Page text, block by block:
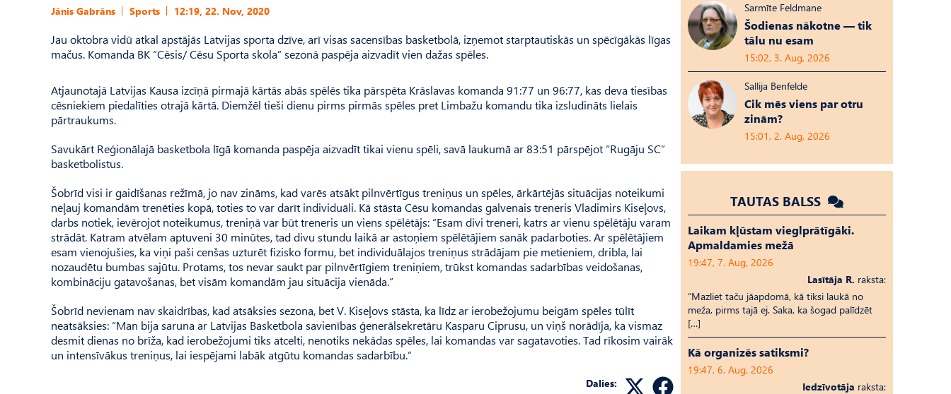
Jānis Gabrāns Sports 12:19, 22. Nov, 2020
Jau oktobra vidū atkal apstājās Latvijas sporta dzīve, arī visas sacensības basketbolā, izņemot starptautiskās un spēcīgākās līgas
mačus. Komanda BK “Cēsis/ Cēsu Sporta skola” sezonā paspēja aizvadīt vien dažas spēles.
Atjaunotajā Latvijas Kausa izcīņā pirmajā kārtās abās spēlēs tika pārspēta Krāslavas komanda 91:77 un 96:77, kas deva tiesības
cēsniekiem piedalīties otrajā kārtā. Diemžēl tieši dienu pirms pirmās spēles pret Limbažu komandu tika izsludināts lielais
pārtraukums.
Savukārt Reģionālajā basketbola līgā komanda paspēja aizvadīt tikai vienu spēli, savā laukumā ar 83:51 pārspējot “Rugāju SC”
basketbolistus.
Šobrīd visi ir gaidīšanas režīmā, jo nav zināms, kad varēs atsākt pilnvērtīgus treniņus un spēles, ārkārtējās situācijas noteikumi
neļauj komandām trenēties kopā, toties to var darīt individuāli. Kā stāsta Cēsu komandas galvenais treneris Vladimirs Kiseļovs,
darbs notiek, ievērojot noteikumus, treniņā var būt treneris un viens spēlētājs: “Esam divi treneri, katrs ar vienu spēlētāju varam
strādāt. Katram atvēlam aptuveni 30 minūtes, tad divu stundu laikā ar astoņiem spēlētājiem sanāk padarboties. Ar spēlētājiem
esam vienojušies, ka viņi paši cenšas uzturēt fizisko formu, bet individuālajos treniņus strādājam pie metieniem, dribla, lai
nozaudētu bumbas sajūtu. Protams, tos nevar saukt par pilnvērtīgiem treniņiem, trūkst komandas sadarbības veidošanas,
kombināciju gatavošanas, bet visām komandām jau situ­ācija vienāda.”
Šobrīd nevienam nav skaidrības, kad atsāksies sezona, bet V. Kiseļovs stāsta, ka līdz ar ierobežojumu beigām spēles tūlīt
neatsāksies: “Man bija saruna ar Latvijas Basketbola savienības ģenerālsekretāru Kasparu Ciprusu, un viņš norādīja, ka vismaz
desmit dienas no brīža, kad ierobežojumi tiks atcelti, nenotiks nekādas spēles, lai komandas var sagatavoties. Tad rīkosim vairāk
un intensīvākus treniņus, lai iespējami labāk atgūtu komandas sadarbību.”
Dalies:
Sarmīte Feldmane
Šodienas nākotne — tik
tālu nu esam
15:02, 3. Aug, 2026
Sallija Benfelde
Cik mēs viens par otru
zinām?
15:01, 2. Aug, 2026
TAUTAS BALSS
Laikam kļūstam vieglprātīgāki.
Apmaldamies mežā
19:47, 7. Aug, 2026
Lasītāja R. raksta:
“Mazliet taču jāapdomā, kā tiksi laukā no
meža, pirms tajā ej. Saka, ka šogad palīdzēt
[…]
Kā organizēs satiksmi?
19:47, 6. Aug, 2026
Iedzīvotāja raksta: